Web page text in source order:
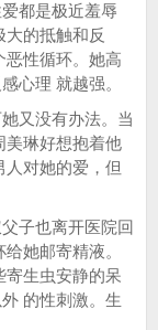
都是极近羞辱
大的抵触和反
恶性循环。她高
心理 就越强。
又没有办法。当
美琳好想抱着他
对她的爱，但
子也离开医院回
她邮寄精液。
寄生虫安静的呆
的性刺激。生